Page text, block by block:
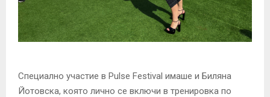
Специално участие в Pulse Festival имаше и Биляна
Йотовска, която лично се включи в тренировка по